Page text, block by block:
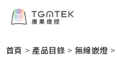
首頁 > 產品目錄 > 無線嵌燈 >